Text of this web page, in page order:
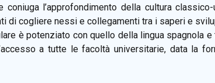
coniuga l’approfondimento della cultura
di cogliere nessi e collegamenti tra i saperi e
è potenziato con quello della lingua spagnola
a tutte le facoltà universitarie, data la